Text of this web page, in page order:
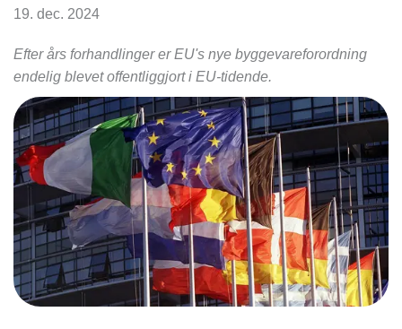
19. dec. 2024
Efter års forhandlinger er EU's nye byggevareforordning
endelig blevet offentliggjort i EU-tidende.